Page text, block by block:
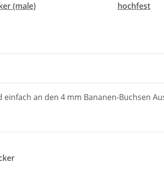
(male)
hochfest
an den 4 mm Bananen-Buchsen